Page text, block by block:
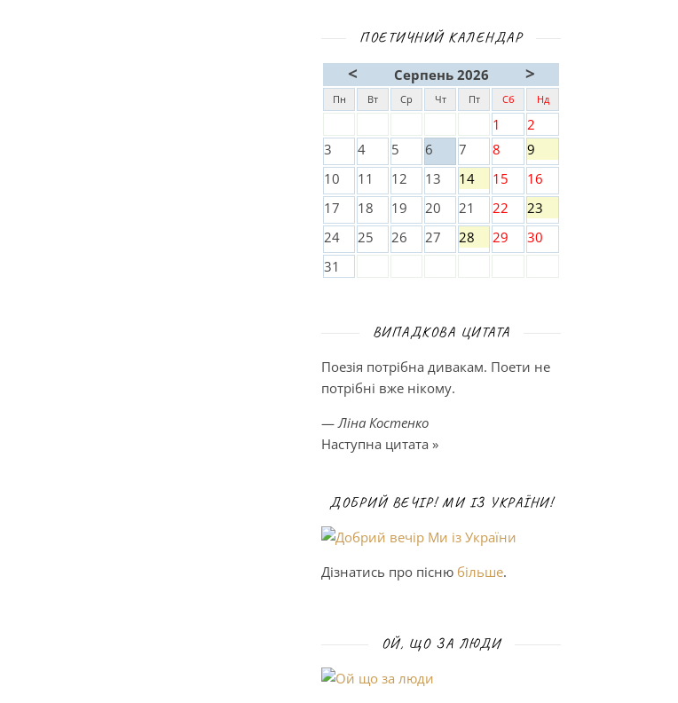
ПОЕТИЧНИЙ КАЛЕНДАР
< Серпень 2026 >
Пн Вт Ср Чт Пт Сб Нд
1
2
3
4 5 6 7 8
9
10
11 12 13 14 15
16
17
18 19 20 21 22
23
24
25 26 27 28 29
30
31
ВИПАДКОВА ЦИТАТА
Поезія потрібна дивакам. Поети не
потрібні вже нікому.
—Ліна Костенко
Наступна цитата »
ДОБРИЙ ВЕЧІР! МИ ІЗ УКРАЇНИ!
Дізнатись про пісню більше.
ОЙ, ЩО ЗА ЛЮДИ